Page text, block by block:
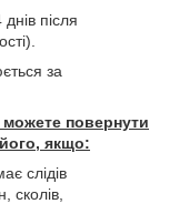
після
за
повернути
якщо:
слідів
сколів,